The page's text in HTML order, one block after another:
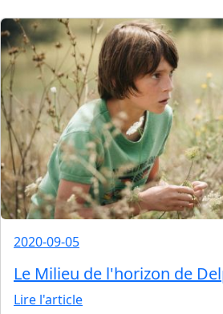
2020-09-05
Le Milieu de l'horizon de
Lire l'article